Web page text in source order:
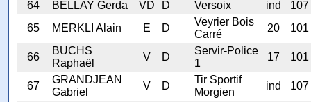
64 BELLAY Gerda VD D Versoix ind
107
65
MERKLI Alain E D
Veyrier Bois
Carré
20 101
66
BUCHS
Raphaël
V D
Servir-Police
1
17 101
67
GRANDJEAN
Gabriel
V D
Tir Sportif
Morgien
ind 107